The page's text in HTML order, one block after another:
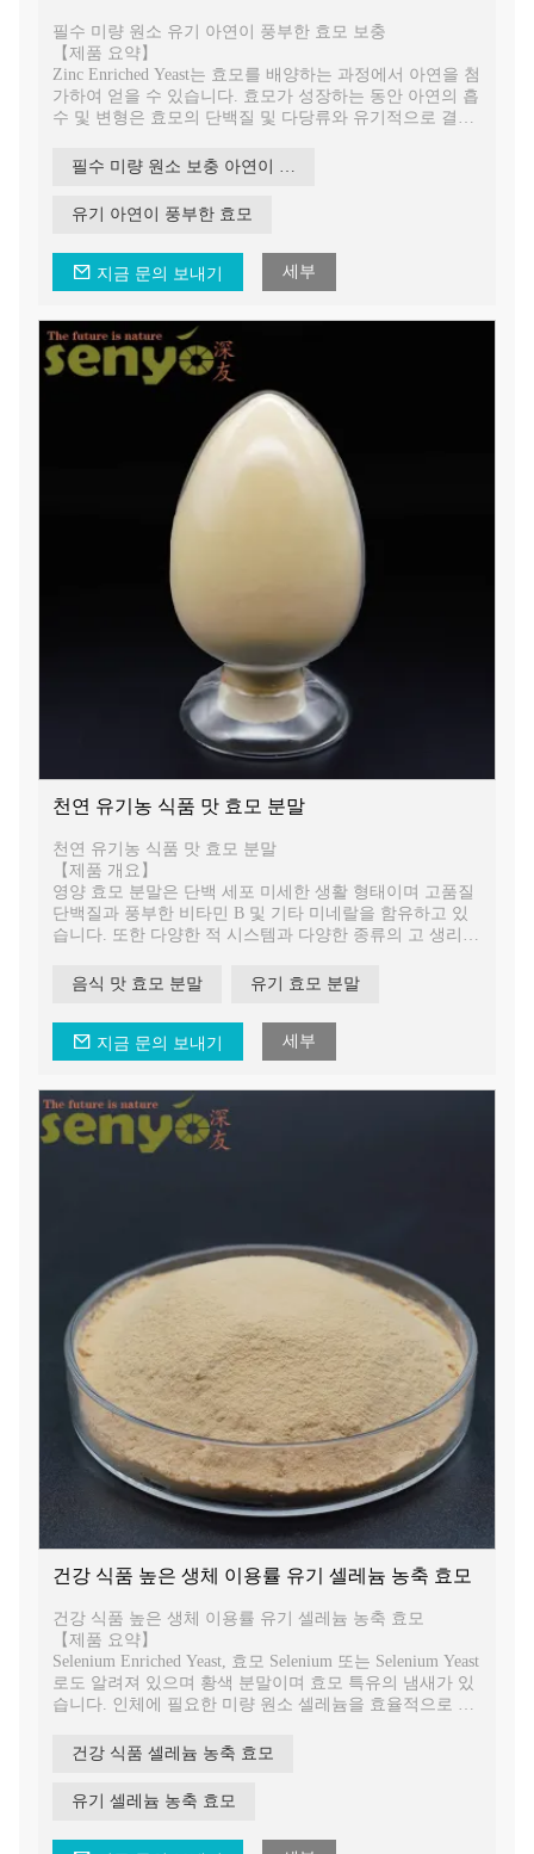
필수 미량 원소 유기 아연이 풍부한 효모 보충
【제품 요약】
Zinc Enriched Yeast는 효모를 배양하는 과정에서 아연을 첨
가하여 얻을 수 있습니다. 효모가 성장하는 동안 아연의 흡
수 및 변형은 효모의 단백질 및 다당류와 유기적으로 결합
아연을 인체에보다 효율적이고 안전하게 흡수하여 활용할
필수 미량 원소 보충 아연이 풍부한 효모
유기 아연이 풍부한 효모
지금 문의 보내기 세부
천연 유기농 식품 맛 효모 분말
천연 유기농 식품 맛 효모 분말
【제품 개요】
영양 효모 분말은 단백 세포 미세한 생활 형태이며 고품질
단백질과 풍부한 비타민 B 및 기타 미네랄을 함유하고 있
습니다. 또한 다양한 적 시스템과 다양한 종류의 고 생리
음식 맛 효모 분말
유기 효모 분말
지금 문의 보내기 세부
건강 식품 높은 생체 이용률 유기 셀레늄 농축 효모
건강 식품 높은 생체 이용률 유기 셀레늄 농축 효모
【제품 요약】
Selenium Enriched Yeast, 효모 Selenium 또는 Selenium Yeast
로도 알려져 있으며 황색 분말이며 효모 특유의 냄새가 있
습니다. 인체에 필요한 미량 원소 셀레늄을 효율적으로 보
셀레늄 보충제입니다.
건강 식품 셀레늄 농축 효모
유기 셀레늄 농축 효모